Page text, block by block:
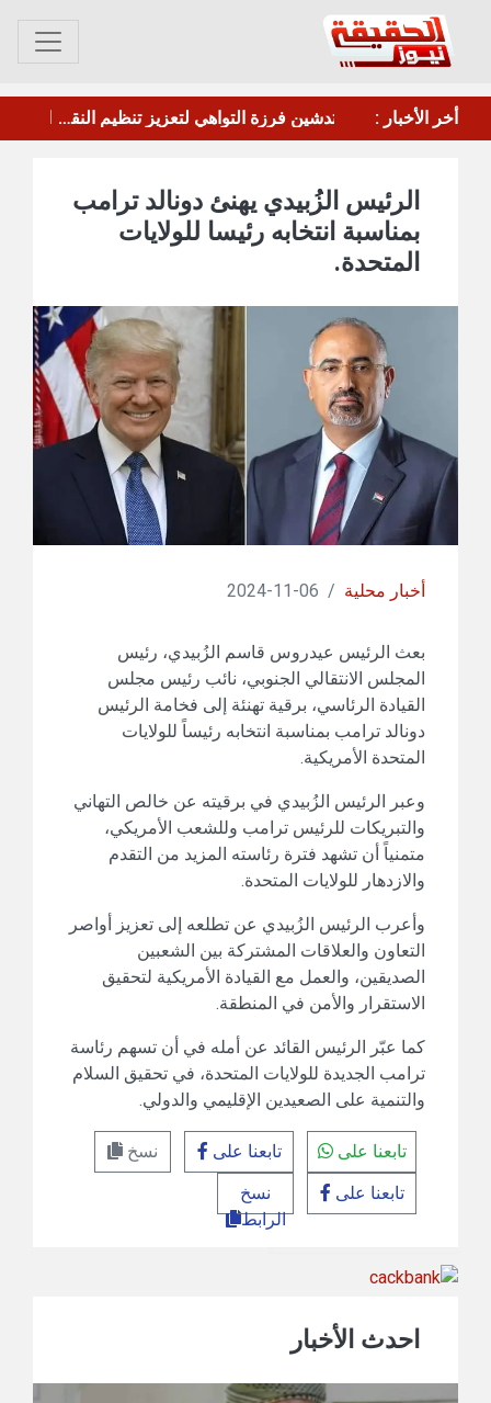
أخر الأخبار : ليس الاتفاق النووي.."وول ستريت جورنال": ترامب لوح بإمكانية وقف الحرب ضد إيران بشرط واحد
الرئيس الزُبيدي يهنئ دونالد ترامب
بمناسبة انتخابه رئيسا للولايات
المتحدة.
أخبار محلية /
06-11-2024
بعث الرئيس عيدروس قاسم الزُبيدي، رئيس
المجلس الانتقالي الجنوبي، نائب رئيس مجلس
القيادة الرئاسي، برقية تهنئة إلى فخامة الرئيس
دونالد ترامب بمناسبة انتخابه رئيساً للولايات
المتحدة الأمريكية.
وعبر الرئيس الزُبيدي في برقيته عن خالص التهاني
والتبريكات للرئيس ترامب وللشعب الأمريكي،
متمنياً أن تشهد فترة رئاسته المزيد من التقدم
والازدهار للولايات المتحدة.
وأعرب الرئيس الزُبيدي عن تطلعه إلى تعزيز أواصر
التعاون والعلاقات المشتركة بين الشعبين
الصديقين، والعمل مع القيادة الأمريكية لتحقيق
الاستقرار والأمن في المنطقة.
كما عبّر الرئيس القائد عن أمله في أن تسهم رئاسة
ترامب الجديدة للولايات المتحدة، في تحقيق السلام
والتنمية على الصعيدين الإقليمي والدولي.
تابعنا على تابعنا على
نسخ
تابعنا على
نسخ
الرابط
احدث الأخبار